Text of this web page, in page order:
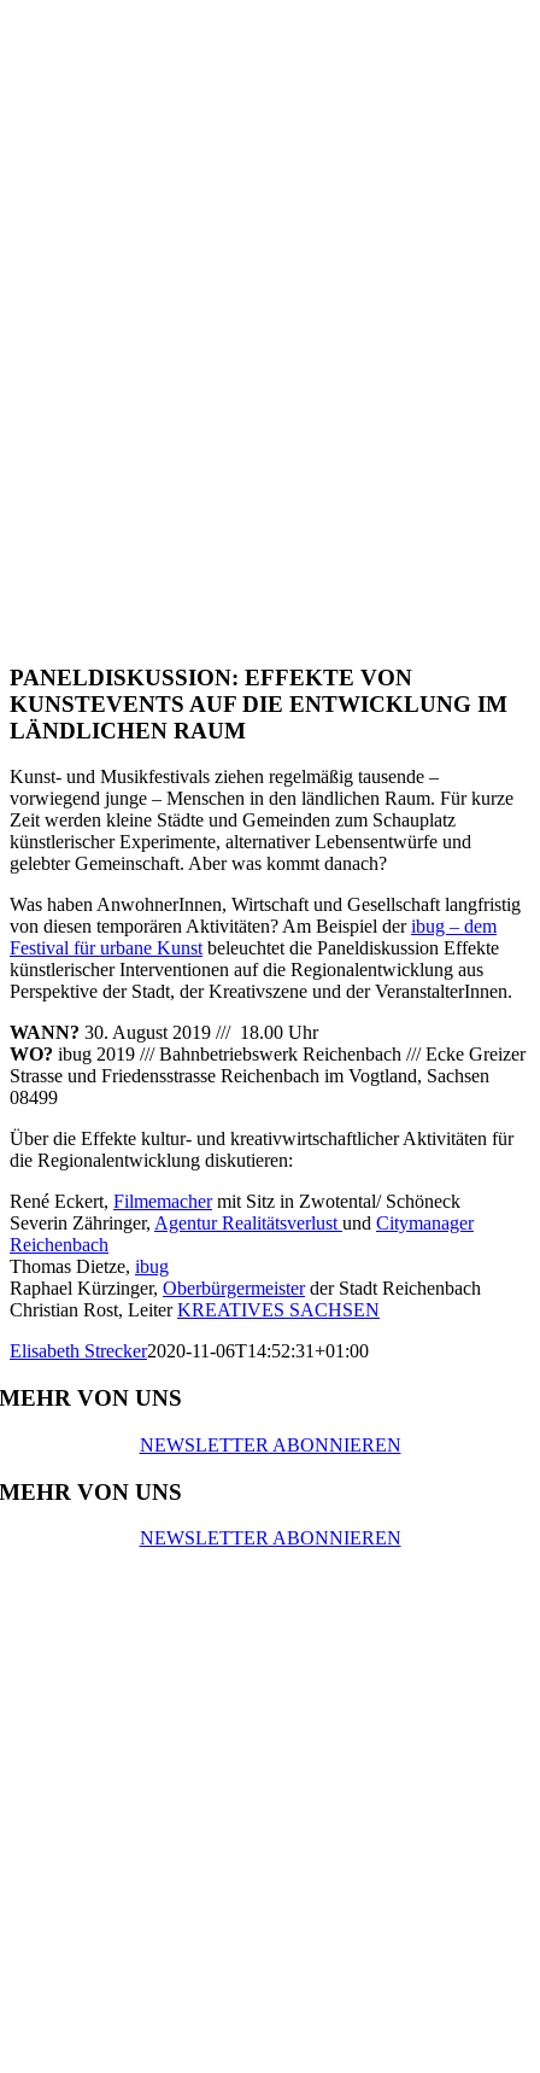
PANELDISKUSSION: EFFEKTE VON
KUNSTEVENTS AUF DIE ENTWICKLUNG IM
LÄNDLICHEN RAUM
Kunst- und Musikfestivals ziehen regelmäßig tausende –
vorwiegend junge – Menschen in den ländlichen Raum. Für kurze
Zeit werden kleine Städte und Gemeinden zum Schauplatz
künstlerischer Experimente, alternativer Lebensentwürfe und
gelebter Gemeinschaft. Aber was kommt danach?
Was haben AnwohnerInnen, Wirtschaft und Gesellschaft langfristig
von diesen temporären Aktivitäten? Am Beispiel deribug – dem
Festival für urbane Kunstbeleuchtet die Paneldiskussion Effekte
künstlerischer Interventionen auf die Regionalentwicklung aus
Perspektive der Stadt, der Kreativszene und der VeranstalterInnen.
WANN? 30. August 2019 /// 18.00 Uhr
WO? ibug 2019 ///Bahnbetriebswerk Reichenbach /// Ecke Greizer
Strasse und Friedensstrasse Reichenbach im Vogtland, Sachsen
08499
Über die Effekte kultur- und kreativwirtschaftlicher Aktivitäten für
die Regionalentwicklung diskutieren:
René Eckert, Filmemachermit Sitz in Zwotental/ Schöneck
Severin Zähringer, Agentur Realitätsverlustund Citymanager
Reichenbach
Thomas Dietze, ibug
Raphael Kürzinger, Oberbürgermeisterder Stadt Reichenbach
Christian Rost, LeiterKREATIVES SACHSEN
Elisabeth Strecker2020-11-06T14:52:31+01:00
MEHR VON UNS
NEWSLETTER ABONNIEREN
MEHR VON UNS
NEWSLETTER ABONNIEREN